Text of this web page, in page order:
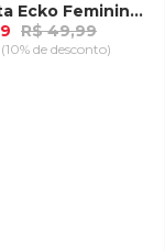
-10%Camiseta Ecko Feminina Estampada Branca Off
R$ 49,99
de desconto)